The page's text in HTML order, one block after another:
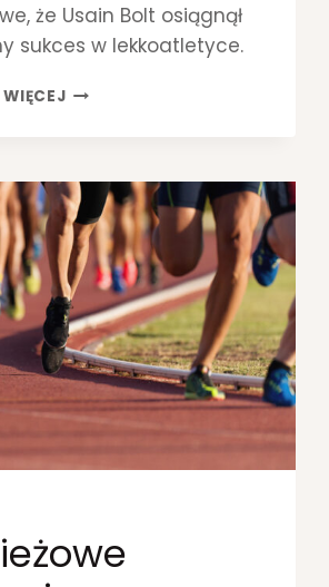
że Usain Bolt osiągnął
sukces w lekkoatletyce.
U
N
B
O
L
T
–
B
E
Z
A
P
L
J